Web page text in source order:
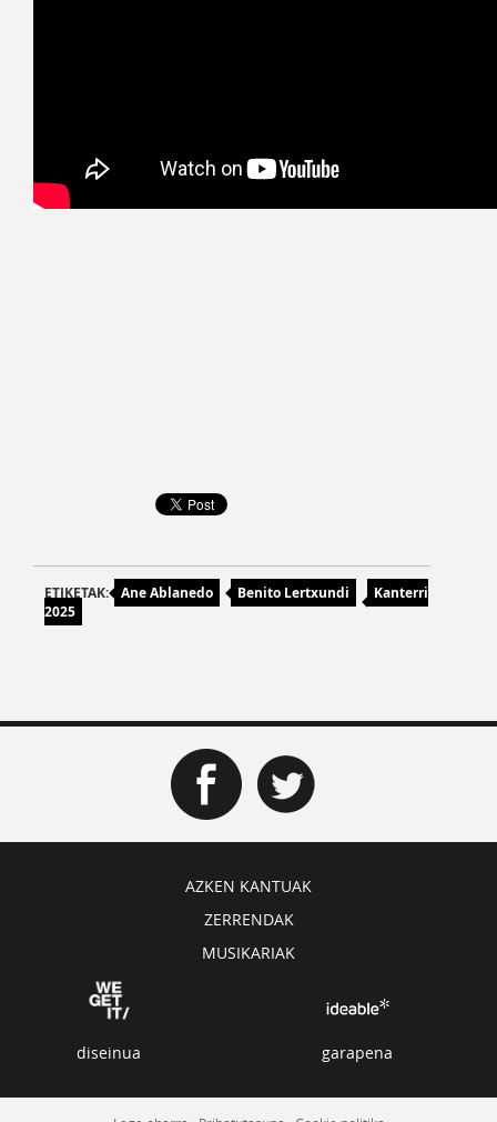
ETIKETAK: Ane Ablanedo Benito Lertxundi
Kanterri
2025
AZKEN KANTUAK
ZERRENDAK
MUSIKARIAK
diseinua garapena